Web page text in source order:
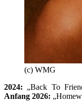
(c) WMG
2024: „Back To
Anfang 2026: